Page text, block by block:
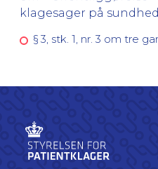
klagesager på
§ 3, stk. 1, nr. 3 om tre